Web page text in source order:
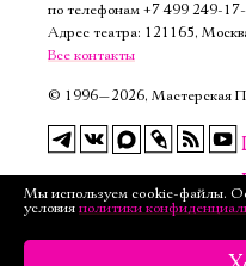
по телефонам +7 499
Адрес театра: 121165,
Все контакты
© 1996—2026, Мастерская
Версия для слабовидящих
Мы используем cookie-файлы.
условия политики